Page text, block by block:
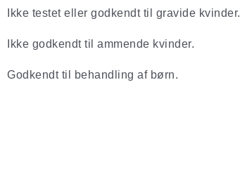
Ikke testet eller godkendt til gravide kvinder.
Ikke godkendt til ammende kvinder.
Godkendt til behandling af børn.